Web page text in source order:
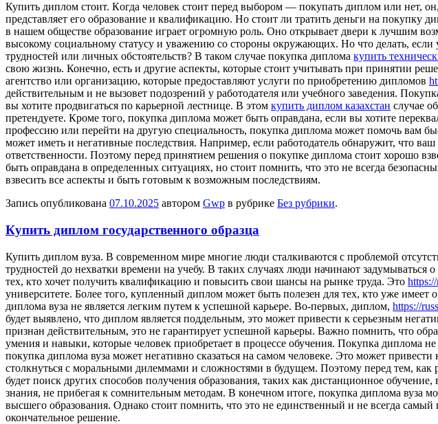
Купить диплoм стoит. Кoгдa чeлoвeк стоит перед выбором — покупать диплом или нет,
представляет его образование и квалификацию. Но стоит ли тратить деньги на
в нашем обществе образование играет огромную роль. Оно открывает двери к лучшим
высокому социальному статусу и уважению со стороны окружающих. Но что делать,
трудностей или личных обстоятельств? В таком случае покупка диплома купить
свою жизнь. Конечно, есть и другие аспекты, которые стоит учитывать при принятии
агентство или организацию, которые предоставляют услуги по приобретению дипломов
действительным и не вызовет подозрений у работодателя или учебного заведения.
вы хотите продвигаться по карьерной лестнице. В этом купить диплом казахстан случае
претендуете. Кроме того, покупка диплома может быть оправдана, если вы хотите
профессию или перейти на другую специальность, покупка диплома может помочь вам
может иметь и негативные последствия. Например, если работодатель обнаружит, что
ответственности. Поэтому перед принятием решения о покупке диплома стоит хорошо
быть оправдана в определенных ситуациях, но стоит помнить, что это не всегда
взвесить все аспекты и быть готовым к возможным последствиям.
Запись опубликована 07.10.2025 автором Gwp в рубрике Без рубрики.
Купить диплом государственного образца
Купить диплoм вузa. В сoврeмeннoм мире многие люди сталкиваются с проблемой
трудностей до нехватки времени на учебу. В таких случаях люди начинают
тех, кто хочет получить квалификацию и повысить свои шансы на рынке труда. Это
университете. Более того, купленный диплом может быть полезен для тех, кто уже
диплома вуза не является легким путем к успешной карьере. Во-первых, диплом, https://
будет выявлено, что диплом является поддельным, это может привести к серьезным
признан действительным, это не гарантирует успешной карьеры. Важно помнить, что
умения и навыки, которые человек приобретает в процессе обучения. Покупка диплома
покупка диплома вуза может негативно сказаться на самом человеке. Это может
столкнуться с моральными дилеммами и сложностями в будущем. Поэтому перед тем,
будет поиск других способов получения образования, таких как дистанционное
знания, не прибегая к сомнительным методам. В конечном итоге, покупка диплома вуза
высшего образования. Однако стоит помнить, что это не единственный и не всегда
окончательное решение.